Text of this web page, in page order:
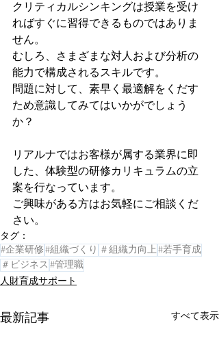
クリティカルシンキングは授業を受け
ればすぐに習得できるものではありま
せん。
むしろ、さまざまな対人および分析の
能力で構成されるスキルです。
問題に対して、素早く最適解をくだす
ため意識してみてはいかがでしょう
か？
リアルナではお客様が属する業界に即
した、体験型の研修カリキュラムの立
案を行なっています。
ご興味がある方はお気軽にご相談くだ
さい。
タグ：
#企業研修#組織づくり ＃組織力向上#若手育成
＃ビジネス #管理職
人財育成サポート
最新記事 すべて表示